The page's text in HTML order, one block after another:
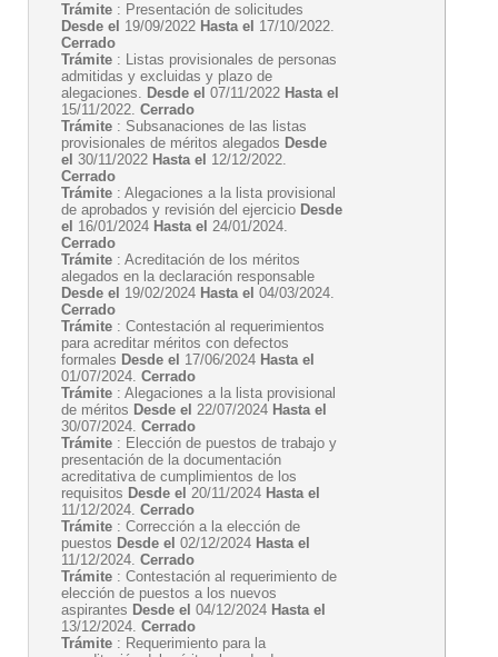
Trámite : Presentación de solicitudes
Desde el 19/09/2022 Hasta el 17/10/2022.
Cerrado
Trámite : Listas provisionales de personas
admitidas y excluidas y plazo de
alegaciones. Desde el 07/11/2022 Hasta el
15/11/2022. Cerrado
Trámite : Subsanaciones de las listas
provisionales de méritos alegados Desde
el 30/11/2022 Hasta el 12/12/2022.
Cerrado
Trámite : Alegaciones a la lista provisional
de aprobados y revisión del ejercicio Desde
el 16/01/2024 Hasta el 24/01/2024.
Cerrado
Trámite : Acreditación de los méritos
alegados en la declaración responsable
Desde el 19/02/2024 Hasta el 04/03/2024.
Cerrado
Trámite : Contestación al requerimientos
para acreditar méritos con defectos
formales Desde el 17/06/2024 Hasta el
01/07/2024. Cerrado
Trámite : Alegaciones a la lista provisional
de méritos Desde el 22/07/2024 Hasta el
30/07/2024. Cerrado
Trámite : Elección de puestos de trabajo y
presentación de la documentación
acreditativa de cumplimientos de los
requisitos Desde el 20/11/2024 Hasta el
11/12/2024. Cerrado
Trámite : Corrección a la elección de
puestos Desde el 02/12/2024 Hasta el
11/12/2024. Cerrado
Trámite : Contestación al requerimiento de
elección de puestos a los nuevos
aspirantes Desde el 04/12/2024 Hasta el
13/12/2024. Cerrado
Trámite : Requerimiento para la